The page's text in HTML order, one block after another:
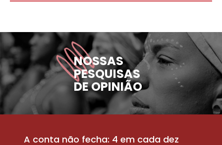
NOSSAS
PESQUISAS
DE OPINIÃO
A conta não fecha: 4 em cada dez